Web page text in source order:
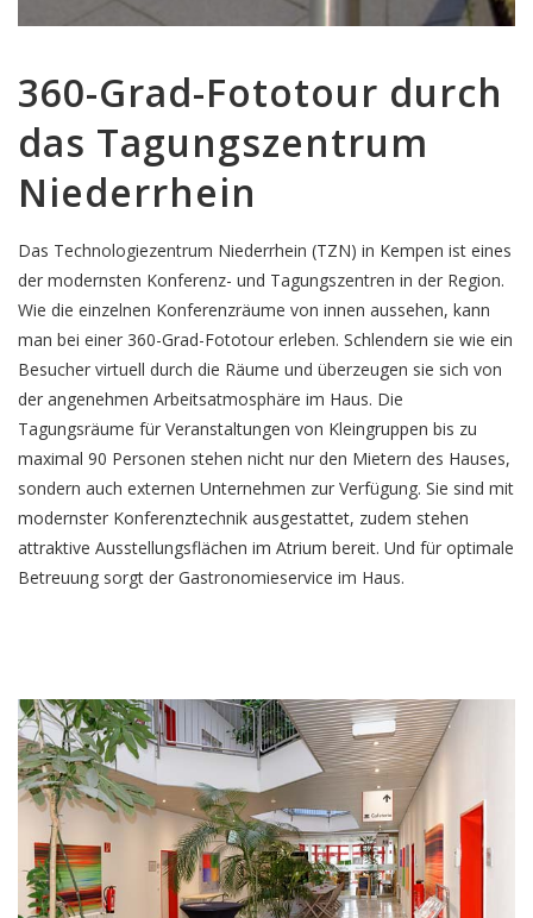
360-Grad-Fototour durch
das Tagungszentrum
Niederrhein
Das Technologiezentrum Niederrhein (TZN) in Kempen ist eines
der modernsten Konferenz- und Tagungszentren in der Region.
Wie die einzelnen Konferenzräume von innen aussehen, kann
man bei einer 360-Grad-Fototour erleben. Schlendern sie wie ein
Besucher virtuell durch die Räume und überzeugen sie sich von
der angenehmen Arbeitsatmosphäre im Haus. Die
Tagungsräume für Veranstaltungen von Kleingruppen bis zu
maximal 90 Personen stehen nicht nur den Mietern des Hauses,
sondern auch externen Unternehmen zur Verfügung. Sie sind mit
modernster Konferenztechnik ausgestattet, zudem stehen
attraktive Ausstellungsflächen im Atrium bereit. Und für optimale
Betreuung sorgt der Gastronomieservice im Haus.